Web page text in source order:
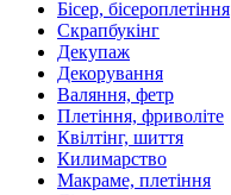
Бісер, бісероплетіння
Скрапбукінг
Декупаж
Декорування
Валяння, фетр
Плетіння, фриволіте
Квілтінг, шиття
Килимарство
Макраме, плетіння